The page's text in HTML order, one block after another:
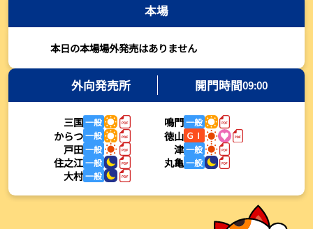
【とこなめボート・岩瀬仁紀さんコラム】最後は塚越海斗に注目、
【ボートレース】荒木颯斗が地元勢でただ１人優出果たす「地元で
初優勝したい」／常滑 - 日刊スポーツ
2026年08月03日
【ボートレース】４枠で優出の塚越海斗が強気節「攻めていくレー
スをします」／常滑 - 日刊スポーツ
2026年08月03日
【ボートレース】広瀬凜が接戦制して２着で優出「出足、回り足は
かなりいい状態」／常滑 - 日刊スポーツ
本場
本日の本場場外発売はありません
外向発売所 開門時間09:00
三国一般 鳴門一般
からつ一般 徳山 ＧⅠ
戸田一般 津一般
住之江一般 丸亀一般
大村一般